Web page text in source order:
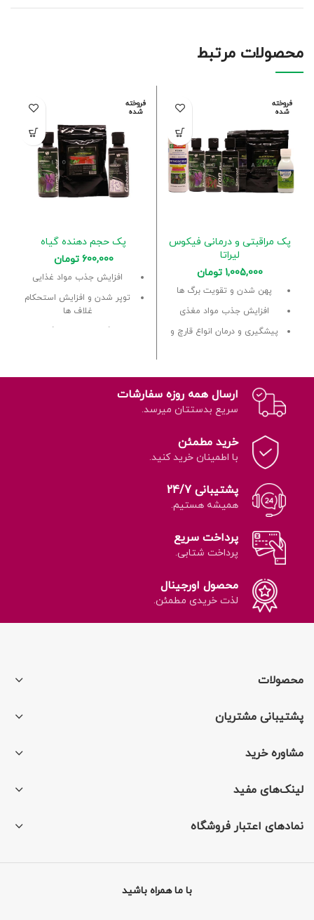
محصولات مرتبط
فروخته
شده
پک مراقبتی و درمانی فیکوس
لیراتا
1,005,000 تومان
پهن شدن و تقویت برگ ها
افزایش جذب مواد مغذی
پیشگیری و درمان انواع قارچ و
فروخته
شده
پک حجم دهنده گیاه
600,000 تومان
افزایش جذب مواد غذایی
توپر شدن و افزایش استحکام
غلاف ها
ارسال همه روزه سفارشات
سریع بدستتان میرسد.
خرید مطمئن
با اطمینان خرید کنید.
پشتیبانی 24/7
همیشه هستیم.
پرداخت سریع
پرداخت شتابی.
محصول اورجینال
لذت خریدی مطمئن.
محصولات
پشتیبانی مشتریان
مشاوره خرید
لینک‌های مفید
نمادهای اعتبار فروشگاه
با ما همراه باشید